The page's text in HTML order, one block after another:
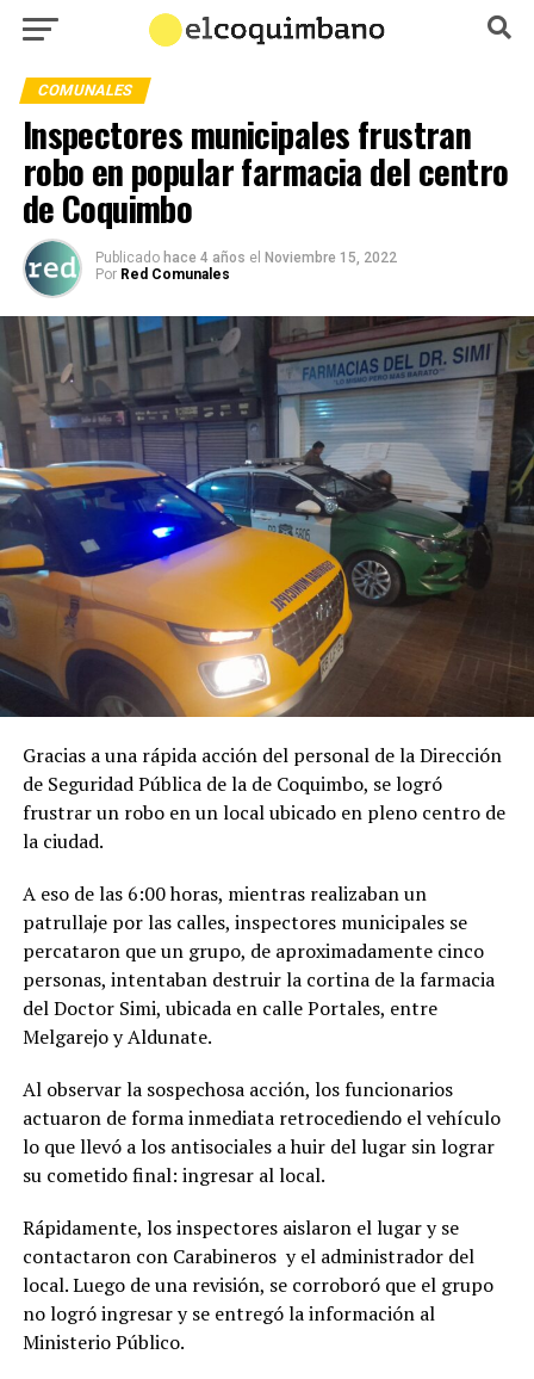
COMUNALES
Inspectores municipales frustran
robo en popular farmacia del centro
de Coquimbo
Publicado hace 4 años el Noviembre 15, 2022
Por Red Comunales
Gracias a una rápida acción del personal de la Dirección
de Seguridad Pública de la de Coquimbo, se logró
frustrar un robo en un local ubicado en pleno centro de
la ciudad.
A eso de las 6:00 horas, mientras realizaban un
patrullaje por las calles, inspectores municipales se
percataron que un grupo, de aproximadamente cinco
personas, intentaban destruir la cortina de la farmacia
del Doctor Simi, ubicada en calle Portales, entre
Melgarejo y Aldunate.
Al observar la sospechosa acción, los funcionarios
actuaron de forma inmediata retrocediendo el vehículo
lo que llevó a los antisociales a huir del lugar sin lograr
su cometido final: ingresar al local.
Rápidamente, los inspectores aislaron el lugar y se
contactaron con Carabineros y el administrador del
local. Luego de una revisión, se corroboró que el grupo
no logró ingresar y se entregó la información al
Ministerio Público.